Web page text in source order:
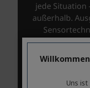
Uns